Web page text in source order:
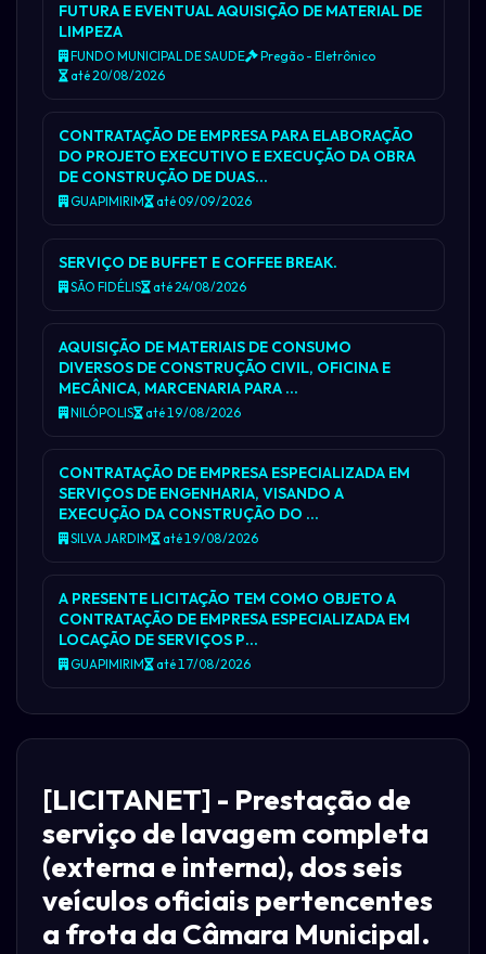
FUTURA E EVENTUAL AQUISIÇÃO DE MATERIAL DE
LIMPEZA
FUNDO MUNICIPAL DE SAUDE
Pregão - Eletrônico
até 20/08/2026
CONTRATAÇÃO DE EMPRESA PARA ELABORAÇÃO
DO PROJETO EXECUTIVO E EXECUÇÃO DA OBRA
DE CONSTRUÇÃO DE DUAS…
GUAPIMIRIM até 09/09/2026
SERVIÇO DE BUFFET E COFFEE BREAK.
SÃO FIDÉLIS até 24/08/2026
AQUISIÇÃO DE MATERIAIS DE CONSUMO
DIVERSOS DE CONSTRUÇÃO CIVIL, OFICINA E
MECÂNICA, MARCENARIA PARA …
NILÓPOLIS até 19/08/2026
CONTRATAÇÃO DE EMPRESA ESPECIALIZADA EM
SERVIÇOS DE ENGENHARIA, VISANDO A
EXECUÇÃO DA CONSTRUÇÃO DO …
SILVA JARDIM até 19/08/2026
A PRESENTE LICITAÇÃO TEM COMO OBJETO A
CONTRATAÇÃO DE EMPRESA ESPECIALIZADA EM
LOCAÇÃO DE SERVIÇOS P…
GUAPIMIRIM até 17/08/2026
[LICITANET] - Prestação de
serviço de lavagem completa
(externa e interna), dos seis
veículos oficiais pertencentes
a frota da Câmara Municipal.